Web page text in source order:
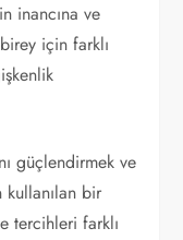
inancına ve
için farklı
güçlendirmek ve
bir
tercihleri farklı